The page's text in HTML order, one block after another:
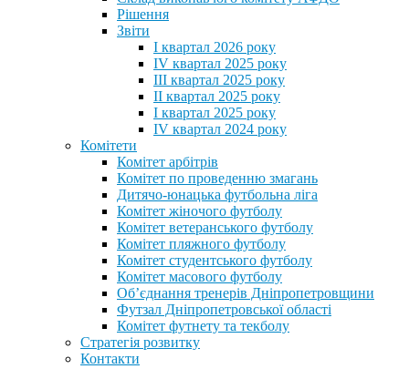
Рішення
Звіти
I квартал 2026 року
IV квартал 2025 року
III квартал 2025 року
II квартал 2025 року
I квартал 2025 року
IV квартал 2024 року
Комітети
Комітет арбітрів
Комітет по проведенню змагань
Дитячо-юнацька футбольна ліга
Комітет жіночого футболу
Комітет ветеранського футболу
Комітет пляжного футболу
Комітет студентського футболу
Комітет масового футболу
Обʼєднання тренерів Дніпропетровщини
Футзал Дніпропетровської області
Комітет футнету та текболу
Стратегія розвитку
Контакти